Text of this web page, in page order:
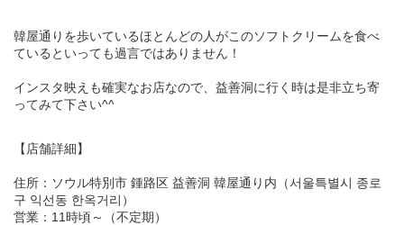
韓屋通りを歩いているほとんどの人がこのソフトクリームを食べ
ているといっても過言ではありません！
インスタ映えも確実なお店なので、益善洞に行く時は是非立ち寄
ってみて下さい^^
【店舗詳細】
住所：ソウル特別市 鍾路区 益善洞 韓屋通り内（서울특별시 종로
구 익선동 한옥거리）
営業：11時頃～（不定期）